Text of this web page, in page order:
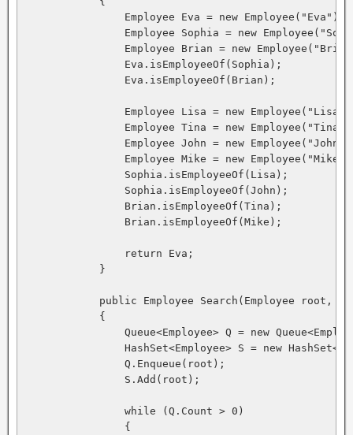
                Employee Eva = new Employee("Eva");
Employee Sophia = new
Employee Brian = new
                Eva.isEmployeeOf(Sophia);
                Eva.isEmployeeOf(Brian);
Employee Lisa = new
Employee Tina = new
Employee John = new
Employee Mike = new
                Sophia.isEmployeeOf(Lisa);
                Sophia.isEmployeeOf(John);
                Brian.isEmployeeOf(Tina);
                Brian.isEmployeeOf(Mike);
                return Eva;
            }
public Employee Search(Employee root,
            {
Queue<Employee> Q = new
HashSet<Employee> S = new
                Q.Enqueue(root);
                S.Add(root);
                while (Q.Count > 0)
                {